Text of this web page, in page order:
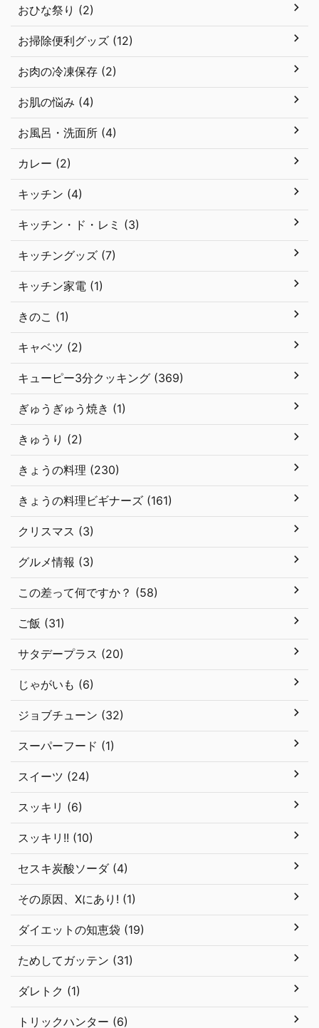
おひな祭り (2)
お掃除便利グッズ (12)
お肉の冷凍保存 (2)
お肌の悩み (4)
お風呂・洗面所 (4)
カレー (2)
キッチン (4)
キッチン・ド・レミ (3)
キッチングッズ (7)
キッチン家電 (1)
きのこ (1)
キャベツ (2)
キューピー3分クッキング (369)
ぎゅうぎゅう焼き (1)
きゅうり (2)
きょうの料理 (230)
きょうの料理ビギナーズ (161)
クリスマス (3)
グルメ情報 (3)
この差って何ですか？ (58)
ご飯 (31)
サタデープラス (20)
じゃがいも (6)
ジョブチューン (32)
スーパーフード (1)
スイーツ (24)
スッキリ (6)
スッキリ!! (10)
セスキ炭酸ソーダ (4)
その原因、Xにあり! (1)
ダイエットの知恵袋 (19)
ためしてガッテン (31)
ダレトク (1)
トリックハンター (6)